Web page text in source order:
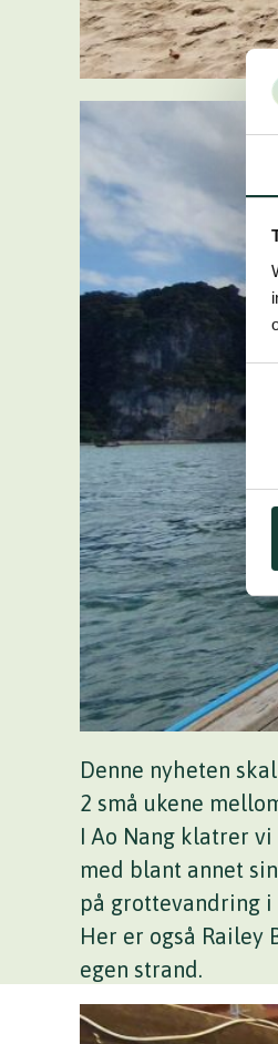
Denne nyheten
2 små ukene
I Ao Nang klatrer vi
med blant annet
på grottevandring i
Her er også Railey
egen strand.